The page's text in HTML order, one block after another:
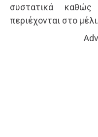
συστατικά
περιέχονται στο μέλι.